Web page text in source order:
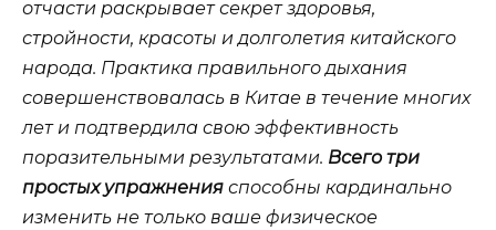
отчасти раскрывает секрет здоровья,
стройности, красоты и долголетия китайского
народа. Практика правильного дыхания
совершенствовалась в Китае в течение многих
лет и подтвердила свою эффективность
поразительными результатами. Всего три
простых упражнения способны кардинально
изменить не только ваше физическое